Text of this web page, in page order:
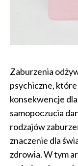
Zaburzenia
psychiczne,
konsekwencje
samopoczucia
rodzajów
znaczenie dla
zdrowia. W tym